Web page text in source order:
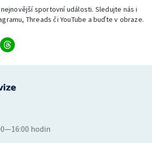
sportovní události. Sledujte nás i
Threads či YouTube a buďte v obraze.
hodin